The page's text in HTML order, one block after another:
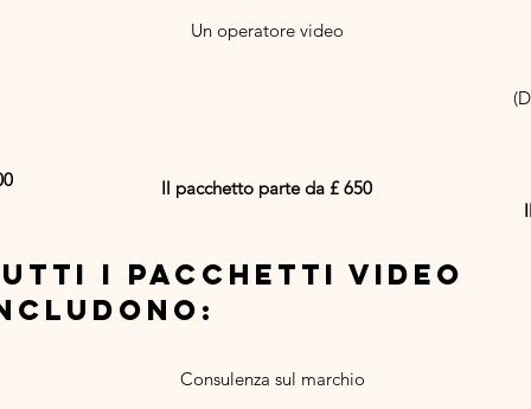
Un operatore video
Il pacchetto parte da £ 650
i pacchetti video
Consulenza sul marchio